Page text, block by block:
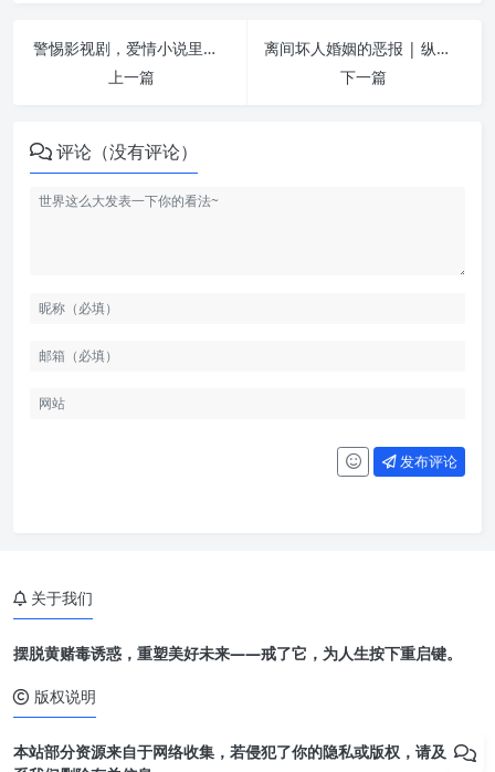
警惕影视剧，爱情小说里的婬欲陷阱 | 纵欲危害
上一篇
离间坏人婚姻的恶报 | 纵欲危害
下一篇
评论（没有评论）
发布评论
关于我们
摆脱黄赌毒诱惑，重塑美好未来——戒了它，为人生按下重启键。
版权说明
本站部分资源来自于网络收集，若侵犯了你的隐私或版权，请及时联